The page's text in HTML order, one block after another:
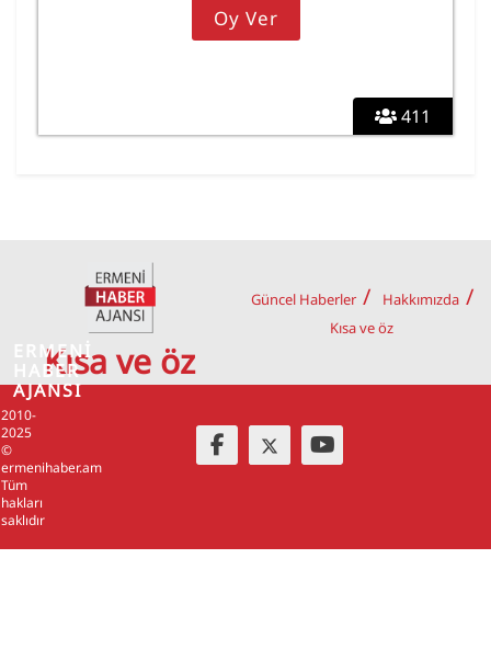
411
Kısa ve öz
Güncel Haberler
Hakkımızda
Kısa ve öz
2010-
2025
©
ermenihaber.am
Tüm
hakları
saklıdır
ERMENİ
HABER
AJANSI